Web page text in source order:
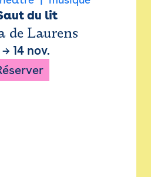
du lit
de Laurens
→ 14 nov.